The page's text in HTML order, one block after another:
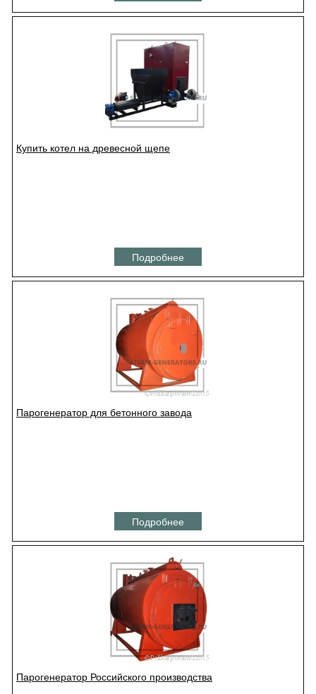
Купить котел на древесной щепе
Подробнее
Парогенератор для бетонного завода
Подробнее
Парогенератор Российского производства